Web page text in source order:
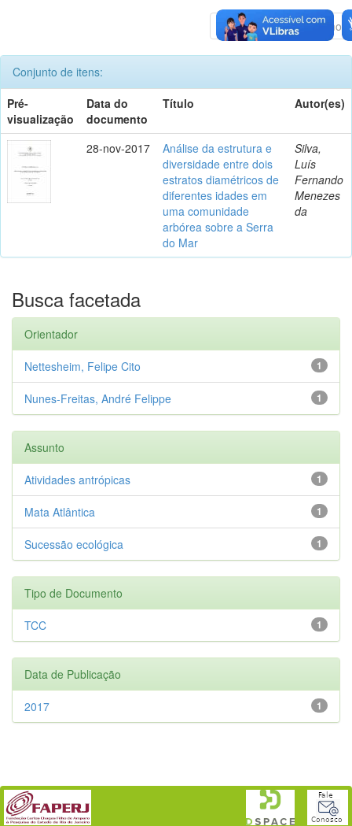
Anterior 1 Póximo
Conjunto de itens:
Pré-
visualização
Data do
documento
Título Autor(es)
28-nov-2017
Análise da estrutura e
diversidade entre dois
estratos diamétricos de
diferentes idades em
uma comunidade
arbórea sobre a Serra
do Mar
Silva,
Luís
Fernando
Menezes
da
Busca facetada
Orientador
1
Nettesheim, Felipe Cito
1
Nunes-Freitas, André Felippe
Assunto
1
Atividades antrópicas
1
Mata Atlântica
1
Sucessão ecológica
Tipo de Documento
1
TCC
Data de Publicação
1
2017